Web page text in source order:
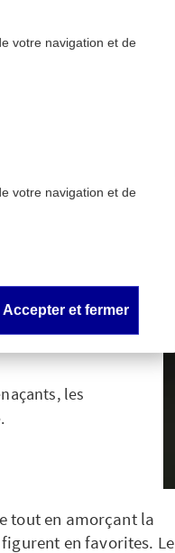
des
les
tout en amorçant la
figurent en favorites. Le
votre navigation et de
votre navigation et de
Accepter et fermer